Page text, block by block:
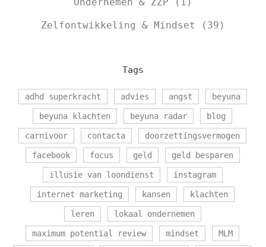
Zelfontwikkeling & Mindset (39)
Tags
adhd superkracht advies angst beyuna
beyuna klachten beyuna radar blog
carnivoor contacta doorzettingsvermogen
facebook focus geld geld besparen
illusie van loondienst instagram
internet marketing kansen klachten
leren lokaal ondernemen
maximum potential review mindset MLM